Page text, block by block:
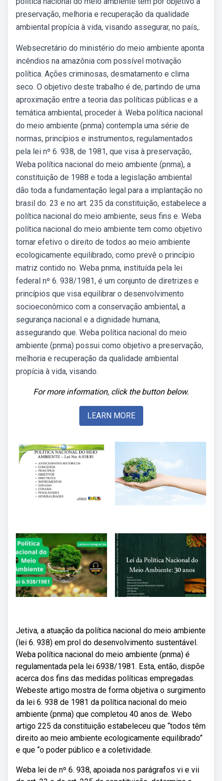
preservação, melhoria e recuperação da qualidade
ambiental propícia à vida, visando assegurar, no país,.
Websecretário do ministério do meio ambiente aponta
incêndios na amazônia com possível motivação
política. Ações criminosas, desmatamento e clima
seco. O objetivo deste trabalho é de, partindo de uma
aproximação entre a teoria das políticas públicas e a
temática ambiental, proceder à. Weba política nacional
do meio ambiente (pnma) contempla uma série de
normas, princípios e instrumentos, regulamentados
pela lei nº 6. 938, de 1981, que visa à preservação,.
Weba política nacional do meio ambiente (pnma), a
constituição de 1988 e toda a legislação ambiental
dão toda a fundamentação legal para a implantação no
brasil do. 23 e no art. 235 da constituição, estabelece a
política nacional do meio ambiente, seus fins e. Weba
política nacional do meio ambiente tem como objetivo
tornar efetivo o direito de todos ao meio ambiente
ecologicamente equilibrado, como prevê o princípio
matriz contido no. Weba pnma, instituída pela lei
federal nº 6. 938/1981, é um conjunto de diretrizes e
princípios que visa equilibrar o desenvolvimento
socioeconômico com a conservação ambiental, a
segurança nacional e a dignidade humana,
assegurando que. Weba política nacional do meio
ambiente (pnma) possui como objetivo a preservação,
melhoria e recuperação da qualidade ambiental
propícia à vida, visando.
For more information, click the button below.
LEARN MORE
Jetiva, a atuação da política nacional do meio ambiente
(lei 6. 938) em prol do desenvolvimento sustentável.
Weba política nacional do meio ambiente (pnma) é
regulamentada pela lei 6938/1981. Esta, então, dispõe
acerca dos fins das medidas políticas empregadas.
Webeste artigo mostra de forma objetiva o surgimento
da lei 6. 938 de 1981 da política nacional do meio
ambiente (pnma) que completou 40 anos de. Webo
artigo 225 da constituição estabeleceu que “todos têm
direito ao meio ambiente ecologicamente equilibrado”
e que “o poder público e a coletividade.
Weba lei de nº 6. 938, apoiada nos parágrafos vi e vii